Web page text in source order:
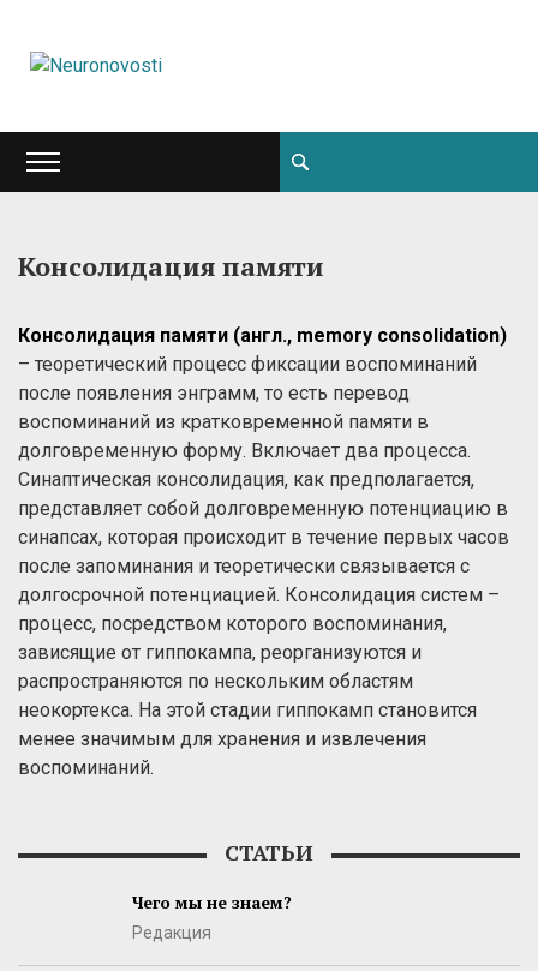
Консолидация памяти
Консолидация памяти (англ., memory consolidation)
– теоретический процесс фиксации воспоминаний
после появления энграмм, то есть перевод
воспоминаний из кратковременной памяти в
долговременную форму. Включает два процесса.
Синаптическая консолидация, как предполагается,
представляет собой долговременную потенциацию в
синапсах, которая происходит в течение первых часов
после запоминания и теоретически связывается с
долгосрочной потенциацией. Консолидация систем –
процесс, посредством которого воспоминания,
зависящие от гиппокампа, реорганизуются и
распространяются по нескольким областям
неокортекса. На этой стадии гиппокамп становится
менее значимым для хранения и извлечения
воспоминаний.
СТАТЬИ
Чего мы не знаем?
Редакция